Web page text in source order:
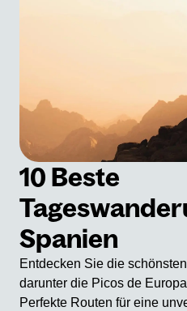
10 Beste
Spanien
Entdecken Sie die
darunter die Picos de
Perfekte Routen für eine